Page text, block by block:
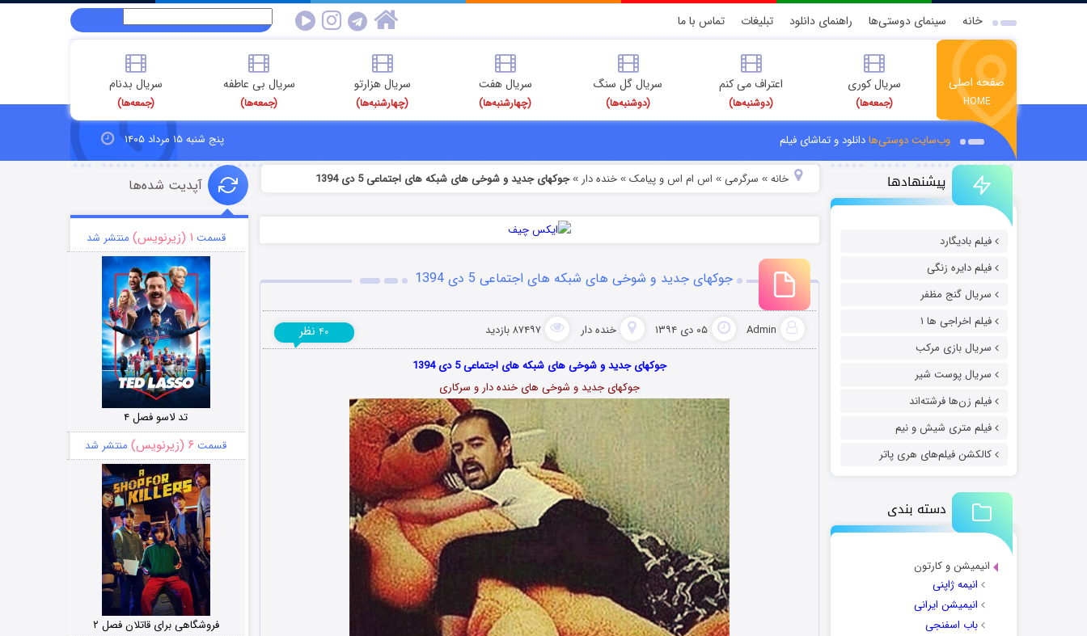
خانه سینمای دوستی‌ها راهنمای دانلود تبلیغات تماس با ما
صفحه اصلی
HOME
سریال کوری
(جمعه‌ها)
اعتراف می کنم
(دوشنبه‌ها)
سریال گل سنگ
(دوشنبه‌ها)
سریال هفت
(چهارشنبه‌ها)
سریال هزارتو
(چهارشنبه‌ها)
سریال بی عاطفه
(جمعه‌ها)
سریال بدنام
(جمعه‌ها)
وب‌سایت دوستی‌هادانلود و تماشای فیلم پنج شنبه ۱۵ مرداد ۱۴۰۵
پیشنهادها
فیلم بادیگارد
فیلم دایره زنگی
سریال گنج مظفر
فیلم اخراجی ها ۱
سریال بازی مرکب
سریال پوست شیر
فیلم زن‌ها فرشته‌اند
فیلم متری شیش و نیم
کالکشن فیلم‌های هری پاتر
دسته بندی
انیمیشن و کارتون
انیمه ژاپنی
انیمیشن ایرانی
باب اسفنجی
خانه» سرگرمی » اس ام اس و پیامک» خنده دار »جوکهای جدید و شوخی های شبکه های اجتماعی 5 دی 1394
جوکهای جدید و شوخی های شبکه های اجتماعی 5 دی 1394
Admin ۰۵ دی ۱۳۹۴ خنده دار ۸۷۴۹۷ بازدید ۴۰ نظر
جوکهای جدید و شوخی های شبکه های اجتماعی 5 دی 1394
جوکهای جدید و شوخی های خنده دار و سرکاری
آپدیت شده‌ها
قسمت ۱ (زیرنویس) منتشر شد
تد لاسو فصل ۴
قسمت ۶ (زیرنویس) منتشر شد
فروشگاهی برای قاتلان فصل ۲